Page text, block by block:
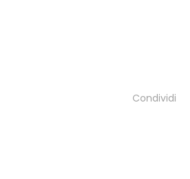
Condividi